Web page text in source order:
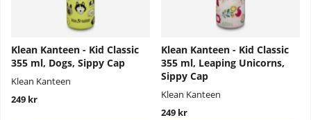
Klean Kanteen - Kid Classic
355 ml, Dogs, Sippy Cap
Klean Kanteen
249 kr
Klean Kanteen - Kid Classic
355 ml, Leaping Unicorns,
Sippy Cap
Klean Kanteen
249 kr